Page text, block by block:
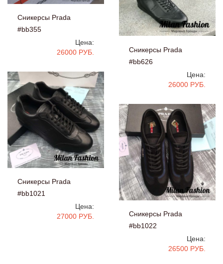
Сникерсы Prada
#bb355
Цена:
26000 РУБ.
Сникерсы Prada
#bb626
Цена:
26000 РУБ.
Сникерсы Prada
#bb1021
Цена:
27000 РУБ.
Сникерсы Prada
#bb1022
Цена:
26500 РУБ.